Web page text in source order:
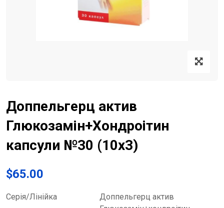
Доппельгерц актив
Глюкозамін+Хондроітин
капсули №30 (10х3)
$65.00
Серія/Лінійка
Доппельгерц актив